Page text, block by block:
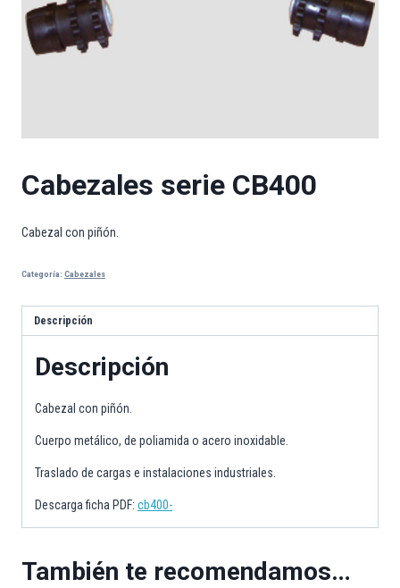
Cabezales serie CB400
Cabezal con piñón.
Categoría: Cabezales
Descripción
Descripción
Cabezal con piñón.
Cuerpo metálico, de poliamida o acero inoxidable.
Traslado de cargas e instalaciones industriales.
Descarga ficha PDF: cb400-
También te recomendamos…